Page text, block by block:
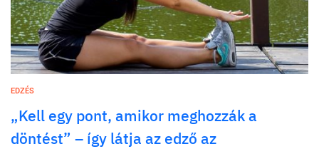
EDZÉS
„Kell egy pont, amikor meghozzák a
döntést” – így látja az edző az